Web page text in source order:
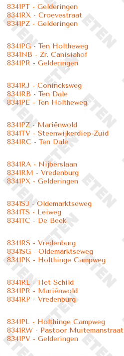
8341PT - Gelderingen
8341RX - Croevestraat
8341PZ - Gelderingen
8341PG - Ten Holtheweg
8341NB - Zr. Canisiahof
8341PR - Gelderingen
8341RJ - Conincksweg
8341RB - Ten Dale
8341PE - Ten Holtheweg
8341PZ - Mariënwold
8341TV - Steenwijkerdiep-Zuid
8341RC - Ten Dale
8341RA - Nijberslaan
8341RM - Vredenburg
8341PX - Gelderingen
8341SJ - Oldemarktseweg
8341TS - Leiweg
8341TC - De Beek
8341RS - Vredenburg
8341SG - Oldemarktseweg
8341PK - Holthinge Campweg
8341RL - Het Schild
8341PR - Mariënwold
8341RP - Vredenburg
8341PL - Holthinge Campweg
8341RW - Pastoor Muitemanstraat
8341PV - Gelderingen